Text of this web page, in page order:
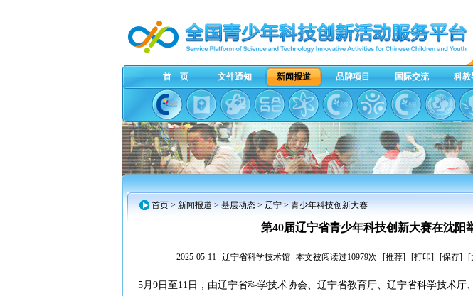
首 页 文件通知 新闻报道 品牌项目 国际交流 科教
首页 > 新闻报道 > 基层动态 > 辽宁 > 青少年科技创新大赛
第40届辽宁省青少年科技创新大赛在沈阳
2025-05-11 辽宁省科学技术馆 本文被阅读过10979次 [推荐] [打印] [保存] [
5月9日至11日，由辽宁省科学技术协会、辽宁省教育厅、辽宁省科学技术厅